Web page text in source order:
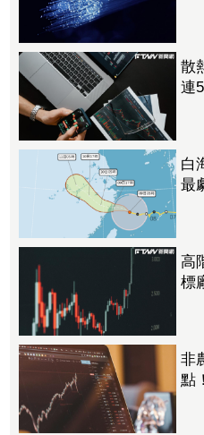
散
連
白
最
高
標
非
點